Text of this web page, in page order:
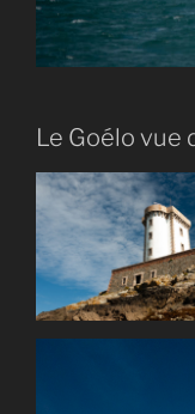
Le Goélo vue